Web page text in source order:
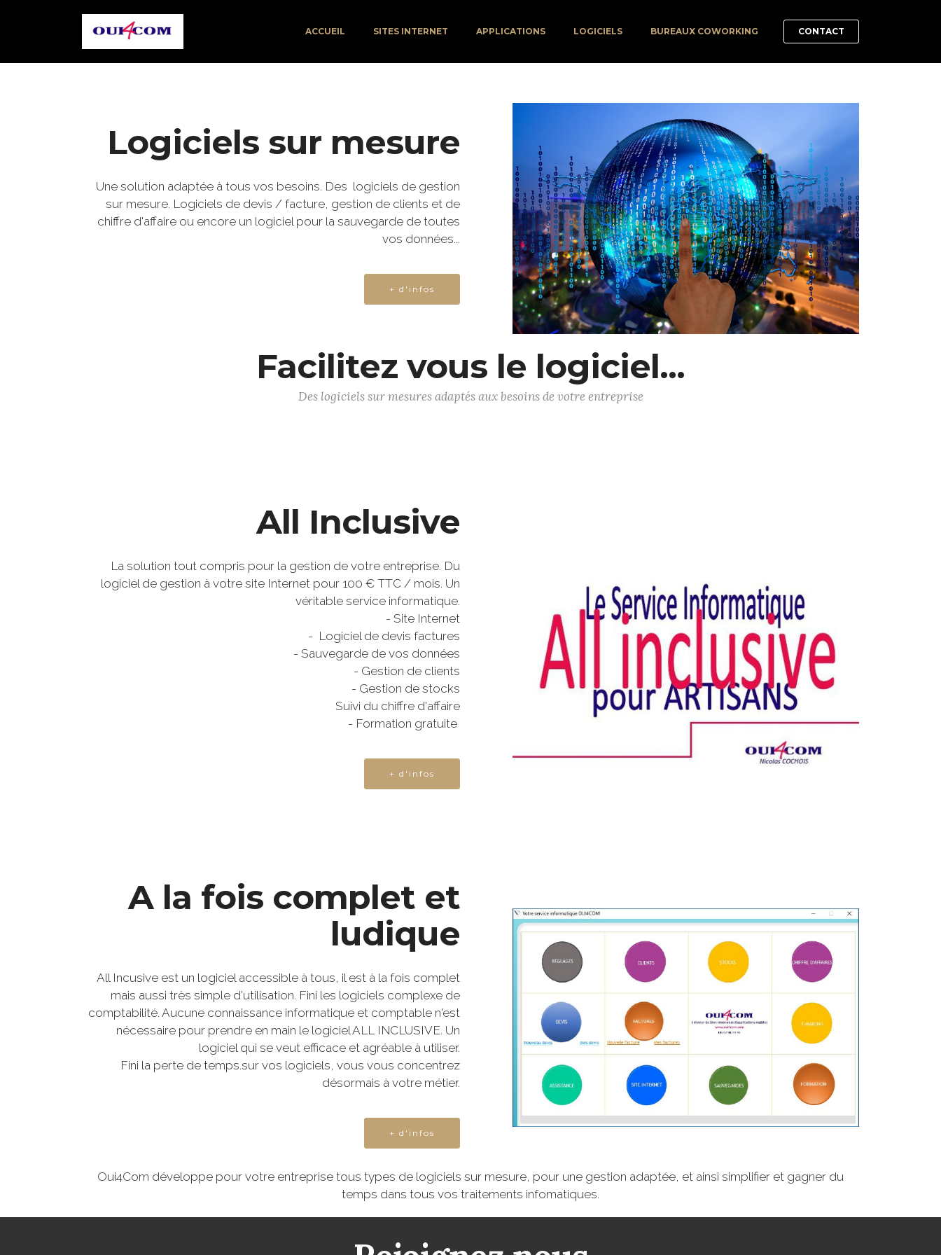
ACCUEIL SITES INTERNET APPLICATIONS LOGICIELS BUREAUX COWORKING CONTACT
Logiciels sur mesure
Une solution adaptée à tous vos besoins. Des logiciels de gestion
sur mesure. Logiciels de devis / facture, gestion de clients et de
chiffre d'affaire ou encore un logiciel pour la sauvegarde de toutes
vos données...
+ d'infos
Facilitez vous le logiciel...
Des logiciels sur mesures adaptés aux besoins de votre entreprise
All Inclusive
La solution tout compris pour la gestion de votre entreprise. Du
logiciel de gestion à votre site Internet pour 100 € TTC / mois. Un
véritable service informatique.
- Site Internet
- Logiciel de devis factures
- Sauvegarde de vos données
- Gestion de clients
- Gestion de stocks
Suivi du chiffre d'affaire
- Formation gratuite
+ d'infos
A la fois complet et
ludique
All Incusive est un logiciel accessible à tous, il est à la fois complet
mais aussi très simple d'utilisation. Fini les logiciels complexe de
comptabilité. Aucune connaissance informatique et comptable n'est
nécessaire pour prendre en main le logiciel ALL INCLUSIVE. Un
logiciel qui se veut efficace et agréable à utiliser.
Fini la perte de temps.sur vos logiciels, vous vous concentrez
désormais à votre métier.
+ d'infos
Oui4Com développe pour votre entreprise tous types de logiciels sur mesure, pour une gestion adaptée, et ainsi simplifier et gagner du
temps dans tous vos traitements infomatiques.